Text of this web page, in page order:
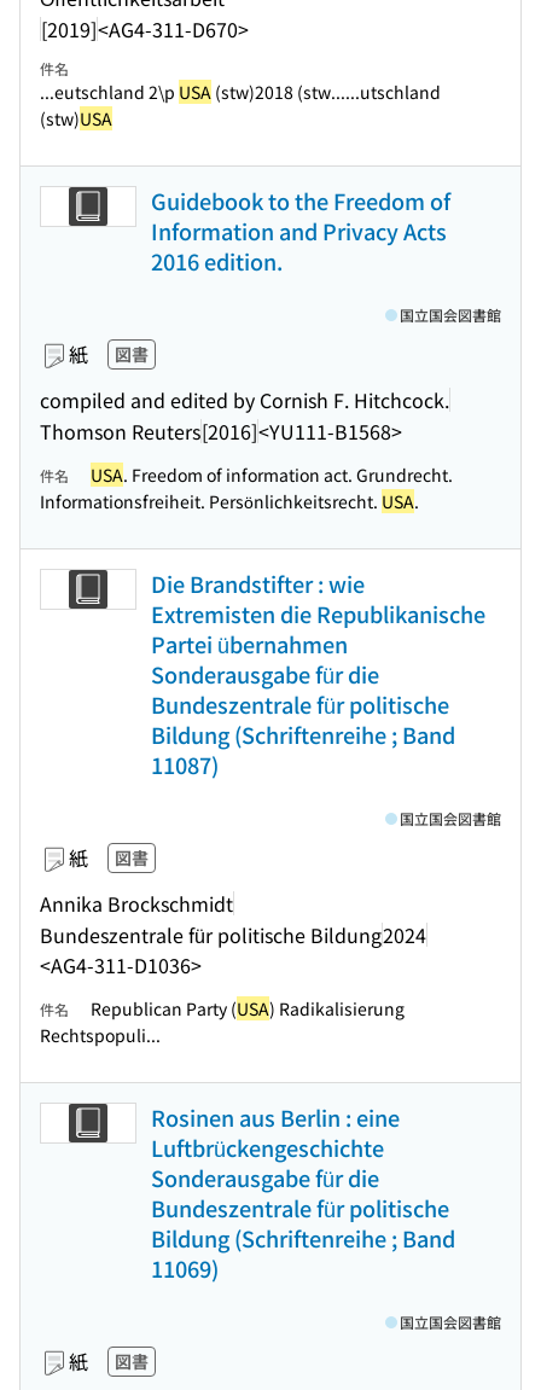
[2019]<AG4-311-D670>
件名
...eutschland 2\p USA (stw)2018 (stw......utschland
(stw)USA
Guidebook to the Freedom of
Information and Privacy Acts
2016 edition.
紙 図書
compiled and edited by Cornish F. Hitchcock.
Thomson Reuters[2016]<YU111-B1568>
国立国会図書館
件名 USA. Freedom of information act. Grundrecht.
Informationsfreiheit. Persönlichkeitsrecht. USA.
Die Brandstifter : wie
Extremisten die Republikanische
Partei übernahmen
Sonderausgabe für die
Bundeszentrale für politische
Bildung (Schriftenreihe ; Band
11087)
紙 図書
Annika Brockschmidt
Bundeszentrale für politische Bildung2024
<AG4-311-D1036>
国立国会図書館
件名 Republican Party (USA) Radikalisierung
Rechtspopuli...
Rosinen aus Berlin : eine
Luftbrückengeschichte
Sonderausgabe für die
Bundeszentrale für politische
Bildung (Schriftenreihe ; Band
11069)
紙 図書
国立国会図書館